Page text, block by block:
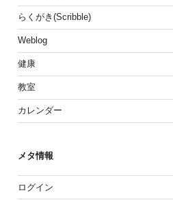
らくがき(Scribble)
Weblog
健康
教室
カレンダー
メタ情報
ログイン